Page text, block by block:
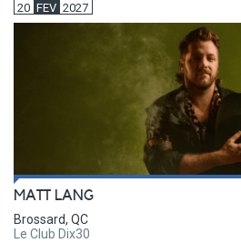
20 FEV 2027
MATT LANG
Brossard, QC
Le Club Dix30